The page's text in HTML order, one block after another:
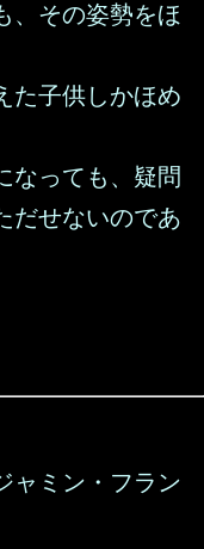
、その姿勢をほ
た子供しかほめ
なっても、疑問
だせないのであ
ャミン・フラン